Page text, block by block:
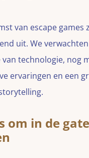
van escape games
uit. We
technologie, nog
ervaringen en een
om in de